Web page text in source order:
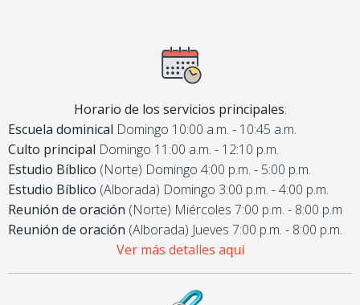
Horario de los servicios principales:
Escuela dominical Domingo 10:00 a.m. - 10:45 a.m.
Culto principal Domingo 11:00 a.m. - 12:10 p.m.
Estudio Bíblico (Norte) Domingo 4:00 p.m. - 5:00 p.m.
Estudio Bíblico (Alborada) Domingo 3:00 p.m. - 4:00 p.m.
Reunión de oración (Norte) Miércoles 7:00 p.m. - 8:00 p.m
Reunión de oración (Alborada) Jueves 7:00 p.m. - 8:00 p.m.
Ver más detalles aquí